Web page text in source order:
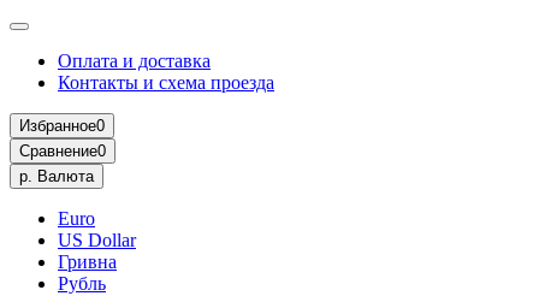
Оплата и доставка
Контакты и схема проезда
Избранное0
Сравнение0
р. Валюта
Euro
US Dollar
Гривна
Рубль